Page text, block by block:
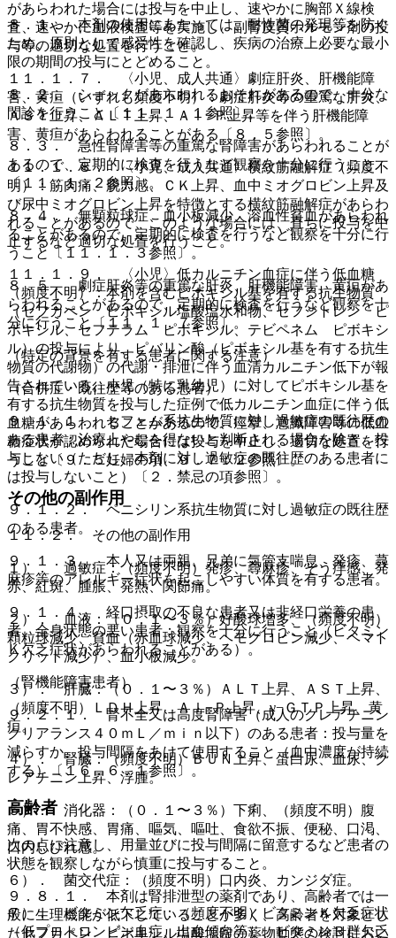
８．１． 本剤の使用にあたっては、耐性菌の発現等を防ぐ
ため、原則として感受性を確認し、疾病の治療上必要な最小
限の期間の投与にとどめること。
８．２． ショックがあらわれるおそれがあるので、十分な
問診を行うこと〔１１．１．１参照〕。
８．３． 急性腎障害等の重篤な腎障害があらわれることが
あるので、定期的に検査を行うなど観察を十分に行うこと
〔１１．１．２参照〕。
８．４． 無顆粒球症、血小板減少、溶血性貧血があらわれ
ることがあるので、定期的に検査を行うなど観察を十分に行
うこと〔１１．１．３参照〕。
８．５． 劇症肝炎等の重篤な肝炎、肝機能障害、黄疸があ
らわれることがあるので、定期的に検査を行うなど観察を十
分に行うこと〔１１．１．７参照〕。
（特定の背景を有する患者に関する注意）
（合併症・既往歴等のある患者）
９．１．１． セフェム系抗生物質に対し過敏症の既往歴の
ある患者：治療上やむを得ないと判断される場合を除き、投
与しない（ただし、本剤に対し過敏症の既往歴のある患者に
は投与しないこと）〔２．禁忌の項参照〕。
９．１．２． ペニシリン系抗生物質に対し過敏症の既往歴
のある患者。
９．１．３． 本人又は両親、兄弟に気管支喘息、発疹、蕁
麻疹等のアレルギー症状を起こしやすい体質を有する患者。
９．１．４． 経口摂取の不良な患者又は非経口栄養の患
者、全身状態の悪い患者：観察を十分に行うこと（ビタミン
Ｋ欠乏症状があらわれることがある）。
（腎機能障害患者）
９．２．１． 腎不全又は高度腎障害（成人のクレアチニン
クリアランス４０ｍＬ／ｍｉｎ以下）のある患者：投与量を
減らすか、投与間隔をあけて使用すること（血中濃度が持続
する）〔１６．６．１参照〕。
高齢者
次の点に注意し、用量並びに投与間隔に留意するなど患者の
状態を観察しながら慎重に投与すること。
９．８．１． 本剤は腎排泄型の薬剤であり、高齢者では一
般に生理機能が低下していることが多く、高齢者を対象とし
たセフカペン ピボキシル塩酸塩錠の薬物動態の検討におい
があらわれた場合には投与を中止し、速やかに胸部Ｘ線検
査、速やかに血液検査等を実施し、副腎皮質ホルモン剤の投
与等の適切な処置を行うこと。
１１．１．７． 〈小児、成人共通〉劇症肝炎、肝機能障
害、黄疸（いずれも頻度不明）：劇症肝炎等の重篤な肝炎、
ＡＳＴ上昇、ＡＬＴ上昇、Ａｌ−Ｐ上昇等を伴う肝機能障
害、黄疸があらわれることがある〔８．５参照〕。
１１．１．８． 〈小児、成人共通〉横紋筋融解症（頻度不
明）：筋肉痛、脱力感、ＣＫ上昇、血中ミオグロビン上昇及
び尿中ミオグロビン上昇を特徴とする横紋筋融解症があらわ
れることがあるので、このような場合には、直ちに投与を中
止するなど適切な処置を行うこと。
１１．１．９． 〈小児〉低カルニチン血症に伴う低血糖
（頻度不明）：本剤を含むピボキシル基を有する抗生物質
（セフカペン ピボキシル塩酸塩水和物、セフジトレン ピ
ボキシル、セフテラム ピボキシル、テビペネム ピボキシ
ル）の投与により、ピバリン酸（ピボキシル基を有する抗生
物質の代謝物）の代謝・排泄に伴う血清カルニチン低下が報
告されている。小児（特に乳幼児）に対してピボキシル基を
有する抗生物質を投与した症例で低カルニチン血症に伴う低
血糖があらわれることがあるので、痙攣、意識障害等の低血
糖症状が認められた場合には投与を中止し、適切な処置を行
うこと〔９．５妊婦の項、９．７．２参照〕。
その他の副作用
１１．２． その他の副作用
１）． 過敏症：（頻度不明）発疹、蕁麻疹、そう痒感、発
赤、紅斑、腫脹、発熱、関節痛。
２）． 血液：（０．１〜３％）好酸球増多、（頻度不明）
顆粒球減少、貧血（赤血球減少、ヘモグロビン減少、ヘマト
クリット減少）、血小板減少。
３）． 肝臓：（０．１〜３％）ＡＬＴ上昇、ＡＳＴ上昇、
（頻度不明）ＬＤＨ上昇、Ａｌ−Ｐ上昇、γ−ＧＴＰ上昇、黄
疸。
４）． 腎臓：（頻度不明）ＢＵＮ上昇、蛋白尿、血尿、ク
レアチニン上昇、浮腫。
５）． 消化器：（０．１〜３％）下痢、（頻度不明）腹
痛、胃不快感、胃痛、嘔気、嘔吐、食欲不振、便秘、口渇、
口内しびれ感。
６）． 菌交代症：（頻度不明）口内炎、カンジダ症。
７）． ビタミン欠乏症：（頻度不明）ビタミンＫ欠乏症状
（低プロトロンビン血症、出血傾向等）、ビタミンＢ群欠乏